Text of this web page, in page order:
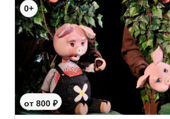
0+
от 800 ₽